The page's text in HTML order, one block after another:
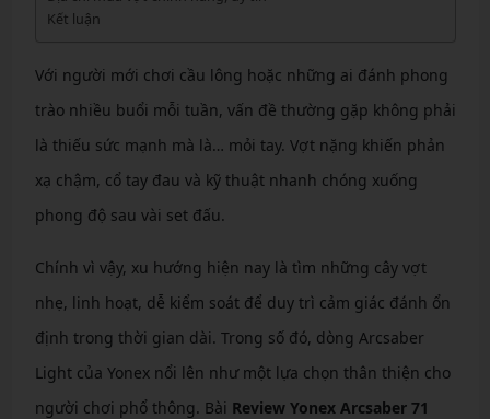
Kết luận
Với người mới chơi cầu lông hoặc những ai đánh phong
trào nhiều buổi mỗi tuần, vấn đề thường gặp không phải
là thiếu sức mạnh mà là… mỏi tay. Vợt nặng khiến phản
xạ chậm, cổ tay đau và kỹ thuật nhanh chóng xuống
phong độ sau vài set đấu.
Chính vì vậy, xu hướng hiện nay là tìm những cây vợt
nhẹ, linh hoạt, dễ kiểm soát để duy trì cảm giác đánh ổn
định trong thời gian dài. Trong số đó, dòng Arcsaber
Light của Yonex nổi lên như một lựa chọn thân thiện cho
người chơi phổ thông. Bài Review Yonex Arcsaber 71